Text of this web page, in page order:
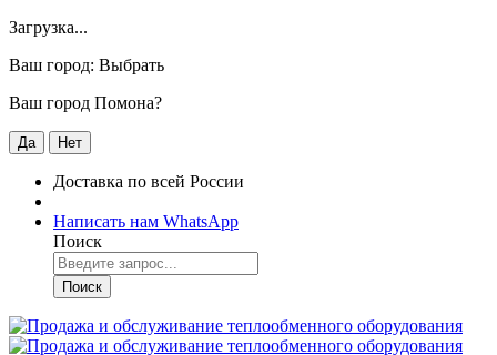
Загрузка...
Ваш город: Выбрать
Ваш город Помона?
Да Нет
Доставка по всей России
Написать нам WhatsApp
Поиск
Поиск